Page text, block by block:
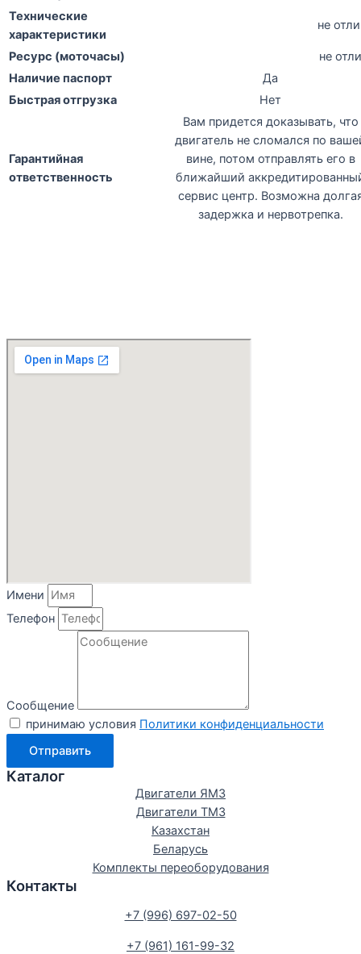
Технические
характеристики
не
Ресурс (моточасы)
не
Наличие паспорт
Да
Быстрая отгрузка
Нет
Гарантийная
ответственность
Вам придется доказывать, что
двигатель не сломался по
вине, потом отправлять его в
ближайший
сервис центр. Возможна
задержка и нервотрепка.
Имени
Телефон
Сообщение
принимаю условия Политики конфиденциальности
Отправить
Каталог
Двигатели ЯМЗ
Двигатели ТМЗ
Казахстан
Беларусь
Комплекты переоборудования
Контакты
+7 (996) 697-02-50
+7 (961) 161-99-32